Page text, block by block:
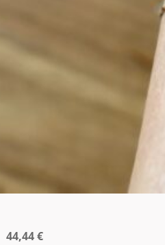
44,44€